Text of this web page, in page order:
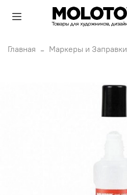
Главная Маркеры и Заправки